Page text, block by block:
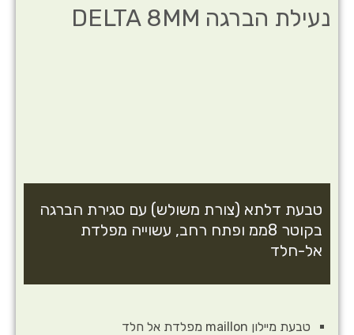
נעילת הברגה DELTA 8MM
טבעת דלתא (צורת משולש) עם סגירת הברגה
בקוטר 8ממ ופתח רחב, עשוייה מפלדת
אל-חלד
טבעת מיילון maillon מפלדת אל חלד